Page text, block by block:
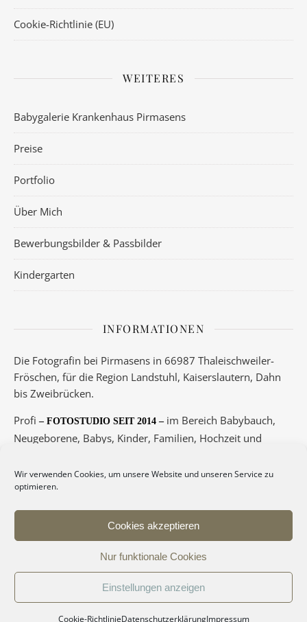
Wir verwenden Cookies, um unsere Website und unseren Service zu
optimieren.
Cookies akzeptieren
Nur funktionale Cookies
Einstellungen anzeigen
Cookie-RichtlinieDatenschutzerklärungImpressum
Cookie-Richtlinie (EU)
WEITERES
Babygalerie Krankenhaus Pirmasens
Preise
Portfolio
Über Mich
Bewerbungsbilder & Passbilder
Kindergarten
INFORMATIONEN
Die Fotografin bei Pirmasens in 66987 Thaleischweiler-
Fröschen, für die Region Landstuhl, Kaiserslautern, Dahn
bis Zweibrücken.
Profi – FOTOSTUDIO SEIT 2014 – im Bereich Babybauch,
Neugeborene, Babys, Kinder, Familien, Hochzeit und
Telefon 06334/5789 oder 0175/3417145
– Termine nur nach Vereinbarung! –
Deine Fotos auf Magnet
© by Christina De Vivo Photography 2026
Ashe Theme von
WP Royal .